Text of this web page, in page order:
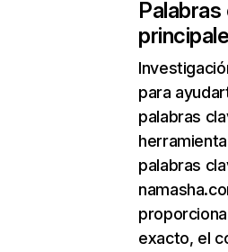
para
palabras
palabras
exacto, el